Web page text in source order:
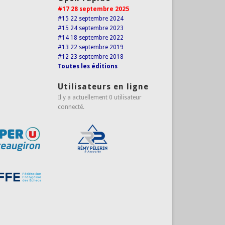
#17 28 septembre 2025
#15 22 septembre 2024
#15 24 septembre 2023
#14 18 septembre 2022
#13 22 septembre 2019
#12 23 septembre 2018
Toutes les éditions
Utilisateurs en ligne
Il y a actuellement 0 utilisateur
connecté.